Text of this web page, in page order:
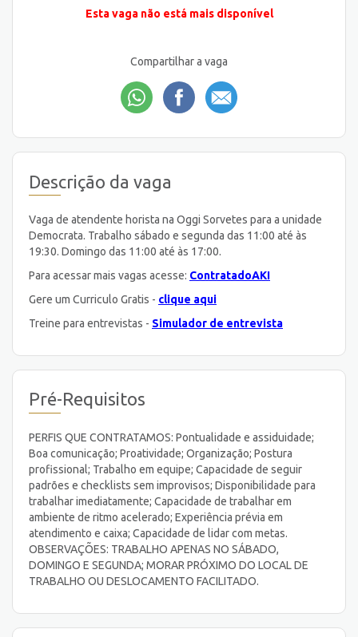
Esta vaga não está mais disponível
Compartilhar a vaga
Descrição da vaga
Vaga de atendente horista na Oggi Sorvetes para a unidade
Democrata. Trabalho sábado e segunda das 11:00 até às
19:30. Domingo das 11:00 até às 17:00.
Para acessar mais vagas acesse: ContratadoAKI
Gere um Curriculo Gratis - clique aqui
Treine para entrevistas - Simulador de entrevista
Pré-Requisitos
PERFIS QUE CONTRATAMOS: Pontualidade e assiduidade;
Boa comunicação; Proatividade; Organização; Postura
profissional; Trabalho em equipe; Capacidade de seguir
padrões e checklists sem improvisos; Disponibilidade para
trabalhar imediatamente; Capacidade de trabalhar em
ambiente de ritmo acelerado; Experiência prévia em
atendimento e caixa; Capacidade de lidar com metas.
OBSERVAÇÕES: TRABALHO APENAS NO SÁBADO,
DOMINGO E SEGUNDA; MORAR PRÓXIMO DO LOCAL DE
TRABALHO OU DESLOCAMENTO FACILITADO.